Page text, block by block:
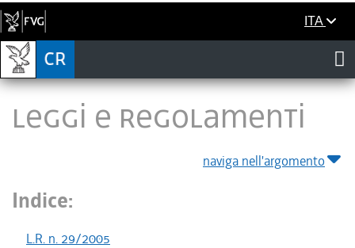
ITA
LEGGI E REGOLAMENTI
naviga nell'argomento
Indice:
L.R. n. 29/2005